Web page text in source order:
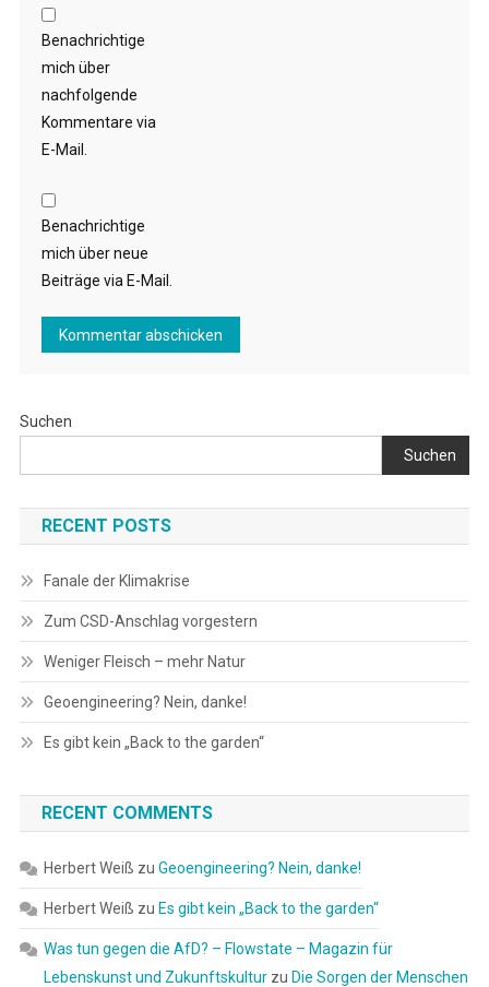
Benachrichtige
mich über
nachfolgende
Kommentare via
E-Mail.
Benachrichtige
mich über neue
Beiträge via E-Mail.
Suchen
Suchen
RECENT POSTS
Fanale der Klimakrise
Zum CSD-Anschlag vorgestern
Weniger Fleisch – mehr Natur
Geoengineering? Nein, danke!
Es gibt kein „Back to the garden“
RECENT COMMENTS
Herbert Weiß zu Geoengineering? Nein, danke!
Herbert Weiß zu Es gibt kein „Back to the garden“
Was tun gegen die AfD? – Flowstate – Magazin für
Lebenskunst und Zukunftskulturzu Die Sorgen der Menschen